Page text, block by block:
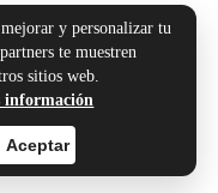
mejorar y personalizar tu
te muestren
sitios web.
información
Aceptar